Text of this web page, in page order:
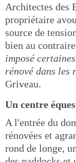
Architectes des
propriétaire
source de
bien au
imposé
rénové dans les
Griveau.
Un centre
A l'entrée du
rénovées et
rond de longe,